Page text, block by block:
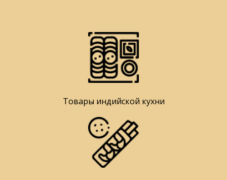
Товары индийской кухни